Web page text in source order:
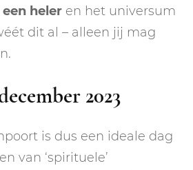
heler en het universum
dit al – alleen jij mag
2023
is dus een ideale dag
van ‘spirituele’